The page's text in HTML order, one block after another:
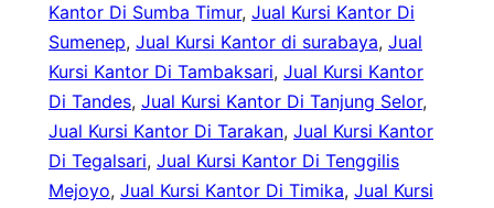
Kantor Di Sumba Timur, Jual Kursi Kantor Di
Sumenep, Jual Kursi Kantor di surabaya, Jual
Kursi Kantor Di Tambaksari, Jual Kursi Kantor
Di Tandes, Jual Kursi Kantor Di Tanjung Selor
Jual Kursi Kantor Di Tarakan, Jual Kursi Kantor
Di Tegalsari, Jual Kursi Kantor Di Tenggilis
Mejoyo, Jual Kursi Kantor Di Timika, Jual Kursi